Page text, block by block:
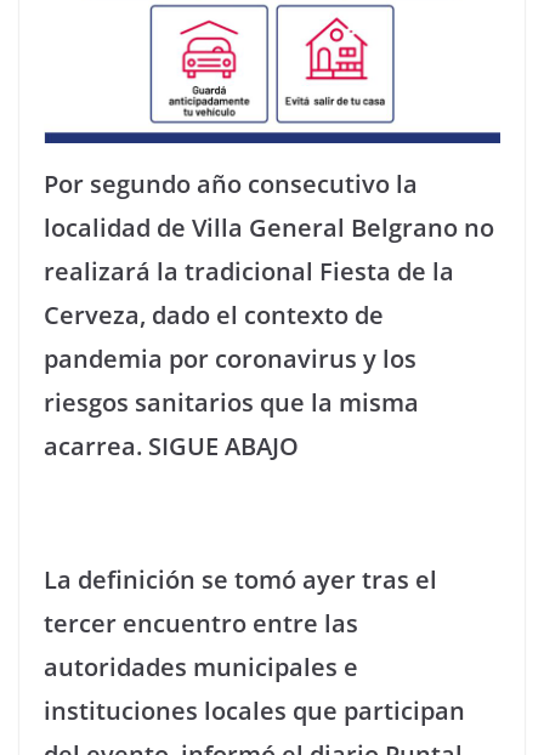
Por segundo año consecutivo la
localidad de Villa General Belgrano no
realizará la tradicional Fiesta de la
Cerveza, dado el contexto de
pandemia por coronavirus y los
riesgos sanitarios que la misma
acarrea. SIGUE ABAJO
La definición se tomó ayer tras el
tercer encuentro entre las
autoridades municipales e
instituciones locales que participan